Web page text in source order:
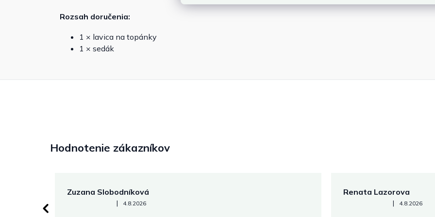
Rozsah doručenia:
1 × lavica na topánky
1 × sedák
Hodnotenie zákazníkov
Zuzana Slobodníková
Hodnotenie obchodu je 5 z 5 hviezdičiek.
| 4.8.2026
Renata Lazorova
Hodnotenie obchodu je 5 z
| 4.8.2026